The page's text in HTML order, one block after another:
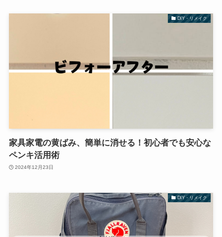
DIY・リメイク
家具家電の黄ばみ、簡単に消せる！初心者でも安心な
ペンキ活用術
2024年12月23日
DIY・リメイク